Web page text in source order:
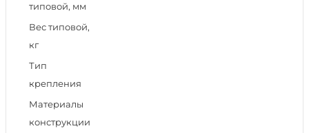
типовой, мм
Вес типовой,
кг
Тип
крепления
Материалы
конструкции